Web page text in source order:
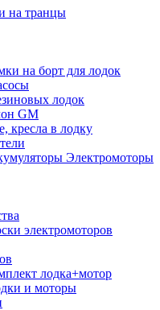
на транцы
на борт для лодок
лодок
GM
кресла в лодку
Электромоторы
электромоторов
лодка+мотор
и моторы